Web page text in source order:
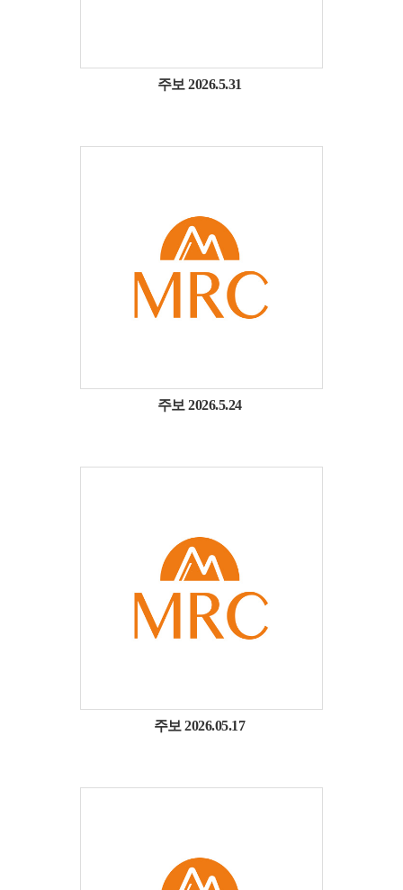
주보 2026.5.31
주보 2026.5.24
주보 2026.05.17